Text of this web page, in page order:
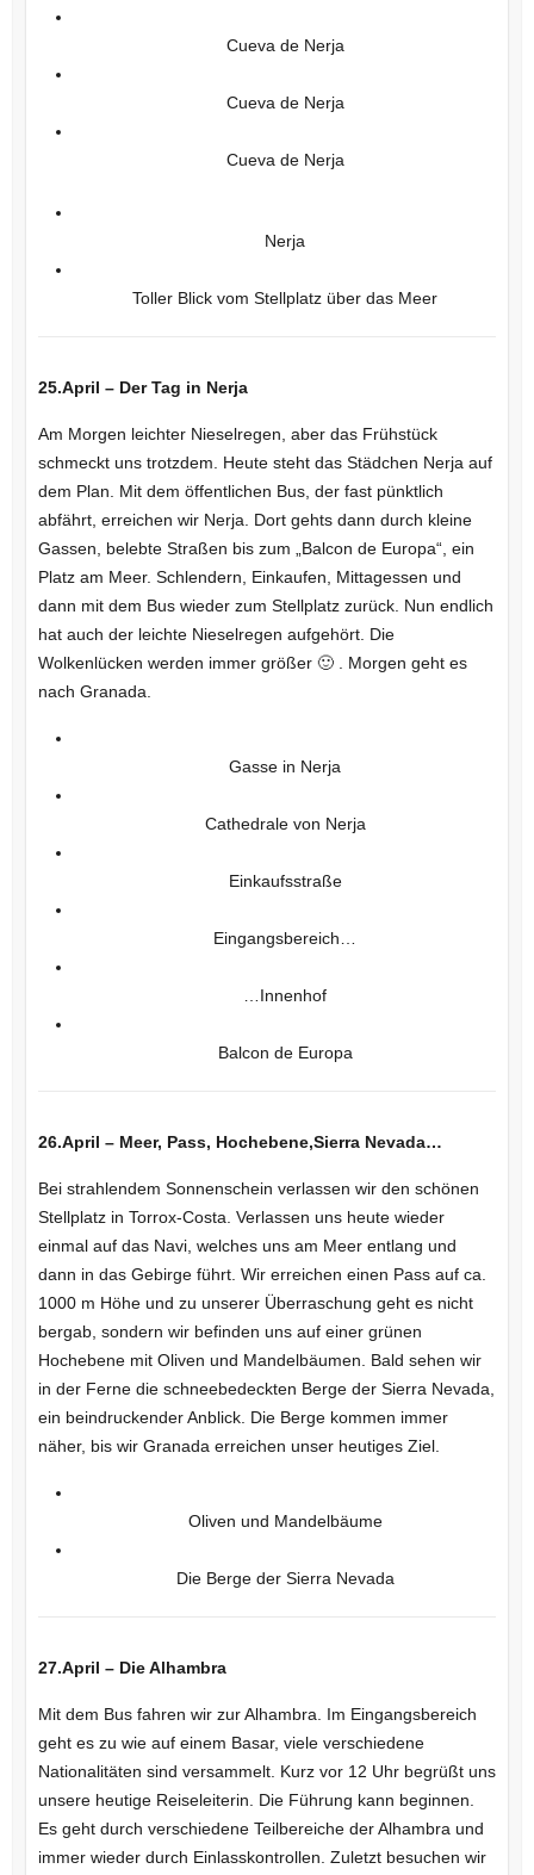
Cueva de Nerja
Cueva de Nerja
Cueva de Nerja
Nerja
Toller Blick vom Stellplatz über das Meer
25.April – Der Tag in Nerja
Am Morgen leichter Nieselregen, aber das Frühstück
schmeckt uns trotzdem. Heute steht das Städchen Nerja auf
dem Plan. Mit dem öffentlichen Bus, der fast pünktlich
abfährt, erreichen wir Nerja. Dort gehts dann durch kleine
Gassen, belebte Straßen bis zum „Balcon de Europa“, ein
Platz am Meer. Schlendern, Einkaufen, Mittagessen und
dann mit dem Bus wieder zum Stellplatz zurück. Nun endlich
hat auch der leichte Nieselregen aufgehört. Die
Wolkenlücken werden immer größer 🙂 . Morgen geht es
nach Granada.
Gasse in Nerja
Cathedrale von Nerja
Einkaufsstraße
Eingangsbereich…
…Innenhof
Balcon de Europa
26.April – Meer, Pass, Hochebene,Sierra Nevada…
Bei strahlendem Sonnenschein verlassen wir den schönen
Stellplatz in Torrox-Costa. Verlassen uns heute wieder
einmal auf das Navi, welches uns am Meer entlang und
dann in das Gebirge führt. Wir erreichen einen Pass auf ca.
1000 m Höhe und zu unserer Überraschung geht es nicht
bergab, sondern wir befinden uns auf einer grünen
Hochebene mit Oliven und Mandelbäumen. Bald sehen wir
in der Ferne die schneebedeckten Berge der Sierra Nevada,
ein beindruckender Anblick. Die Berge kommen immer
näher, bis wir Granada erreichen unser heutiges Ziel.
Oliven und Mandelbäume
Die Berge der Sierra Nevada
27.April – Die Alhambra
Mit dem Bus fahren wir zur Alhambra. Im Eingangsbereich
geht es zu wie auf einem Basar, viele verschiedene
Nationalitäten sind versammelt. Kurz vor 12 Uhr begrüßt uns
unsere heutige Reiseleiterin. Die Führung kann beginnen.
Es geht durch verschiedene Teilbereiche der Alhambra und
immer wieder durch Einlasskontrollen. Zuletzt besuchen wir